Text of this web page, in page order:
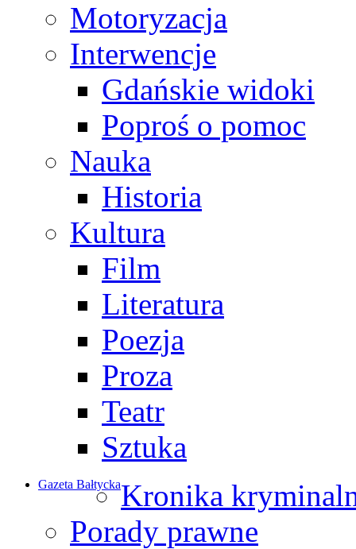
Motoryzacja
Interwencje
Gdańskie widoki
Poproś o pomoc
Nauka
Historia
Kultura
Film
Literatura
Poezja
Proza
Teatr
Sztuka
Gazeta BałtyckaKronika
Porady prawne